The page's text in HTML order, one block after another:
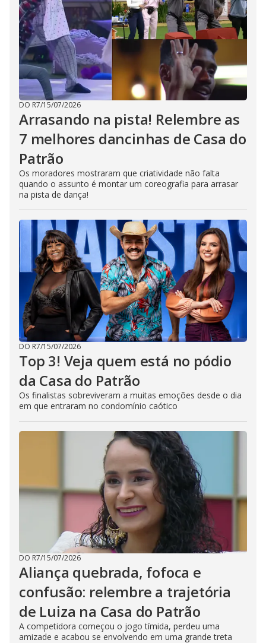
DO R7/15/07/2026
Arrasando na pista! Relembre as
7 melhores dancinhas de Casa do
Patrão
Os moradores mostraram que criatividade não falta
quando o assunto é montar um coreografia para arrasar
na pista de dança!
DO R7/15/07/2026
Top 3! Veja quem está no pódio
da Casa do Patrão
Os finalistas sobreviveram a muitas emoções desde o dia
em que entraram no condomínio caótico
DO R7/15/07/2026
Aliança quebrada, fofoca e
confusão: relembre a trajetória
de Luiza na Casa do Patrão
A competidora começou o jogo tímida, perdeu uma
amizade e acabou se envolvendo em uma grande treta